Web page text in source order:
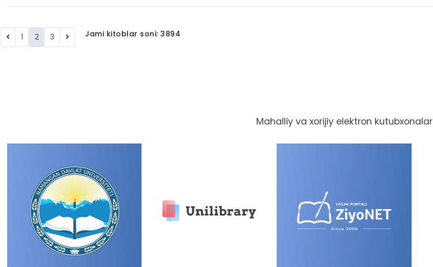
1 2 3 Jami kitoblar soni: 3894
Mahalliy va xorijiy elektron kutubxonalar